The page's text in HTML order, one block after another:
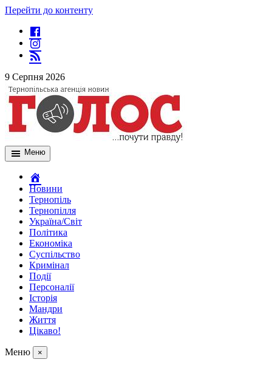
Перейти до контенту
9 Серпня 2026
Меню
Новини
Тернопіль
Тернопілля
Україна/Світ
Політика
Економіка
Суспільство
Кримінал
Події
Персоналії
Історія
Мандри
Життя
Цікаво!
Меню ×